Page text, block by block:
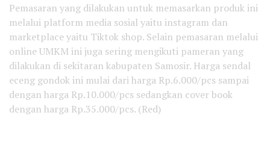
Pemasaran yang dilakukan untuk memasarkan produk ini
melalui platform media sosial yaitu instagram dan
marketplace yaitu Tiktok shop. Selain pemasaran melalui
online UMKM ini juga sering mengikuti pameran yang
dilakukan di sekitaran kabupaten Samosir. Harga sendal
eceng gondok ini mulai dari harga Rp.6.000/pcs sampai
dengan harga Rp.10.000/pcs sedangkan cover book
dengan harga Rp.35.000/pcs. (Red)